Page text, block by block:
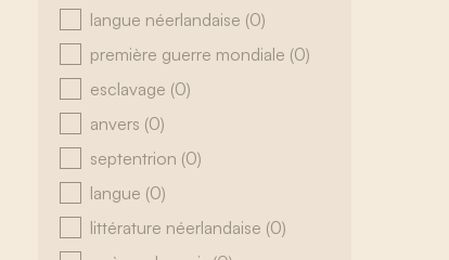
langue néerlandaise (0)
première guerre mondiale (0)
esclavage (0)
anvers (0)
septentrion (0)
langue (0)
littérature néerlandaise (0)